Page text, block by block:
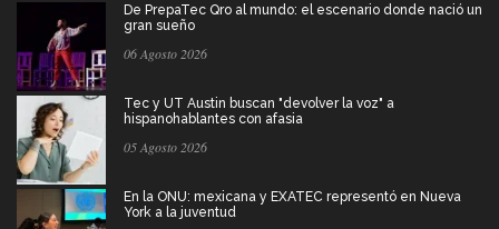
De PrepaTec Qro al mundo: el escenario donde nació un
gran sueño
06 Agosto 2026
Tec y UT Austin buscan "devolver la voz" a
hispanohablantes con afasia
05 Agosto 2026
En la ONU: mexicana y EXATEC representó en Nueva
York a la juventud